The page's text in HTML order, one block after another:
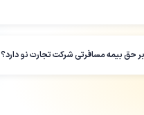
حق بیمه مسافرتی شرکت تجارت نو دارد؟